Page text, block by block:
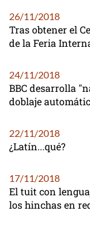
26/11/2018
Tras obtener el
de la Feria
24/11/2018
BBC desarrolla
doblaje
22/11/2018
¿Latín...qué?
17/11/2018
El tuit con
los hinchas en